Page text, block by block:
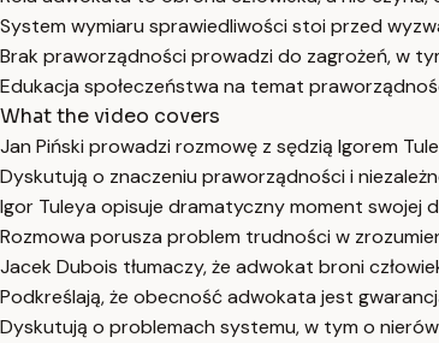
System wymiaru sprawiedliwości stoi przed
Brak praworządności prowadzi do zagrożeń, w
Edukacja społeczeństwa na temat
What the video covers
Jan Piński prowadzi rozmowę z sędzią Igorem
Dyskutują o znaczeniu praworządności i
Igor Tuleya opisuje dramatyczny moment swojej
Rozmowa porusza problem trudności w
Jacek Dubois tłumaczy, że adwokat broni
Podkreślają, że obecność adwokata jest
Dyskutują o problemach systemu, w tym o